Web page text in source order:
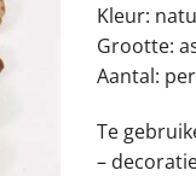
Kleur:
Grootte:
Aantal:
Te
–